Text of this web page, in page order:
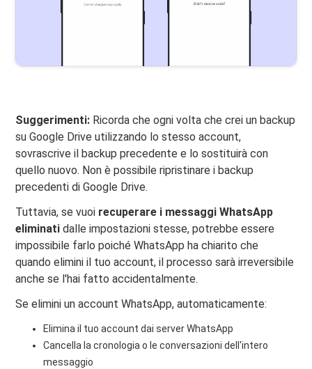
Suggerimenti: Ricorda che ogni volta che crei un backup
su Google Drive utilizzando lo stesso account,
sovrascrive il backup precedente e lo sostituirà con
quello nuovo. Non è possibile ripristinare i backup
precedenti di Google Drive.
Tuttavia, se vuoi recuperare i messaggi WhatsApp
eliminati dalle impostazioni stesse, potrebbe essere
impossibile farlo poiché WhatsApp ha chiarito che
quando elimini il tuo account, il processo sarà irreversibile
anche se l'hai fatto accidentalmente.
Se elimini un account WhatsApp, automaticamente:
Elimina il tuo account dai server WhatsApp
Cancella la cronologia o le conversazioni dell'intero
messaggio